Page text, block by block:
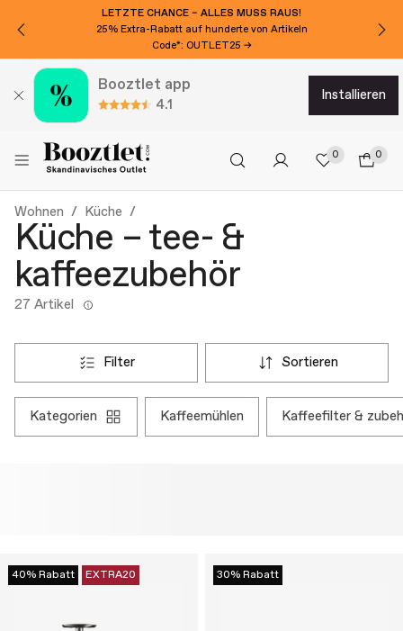
LETZTE CHANCE – ALLES MUSS RAUS!
25% Extra-Rabatt auf hunderte von Artikeln
Code*: OUTLET25 →
Booztlet app
4.1
installieren
0 0
Wohnen Küche
Küche – tee- &
kaffeezubehör
27 Artikel
filter sortieren
kategorien kaffeemühlen kaffeefilter &
40% Rabatt EXTRA20 30% Rabatt